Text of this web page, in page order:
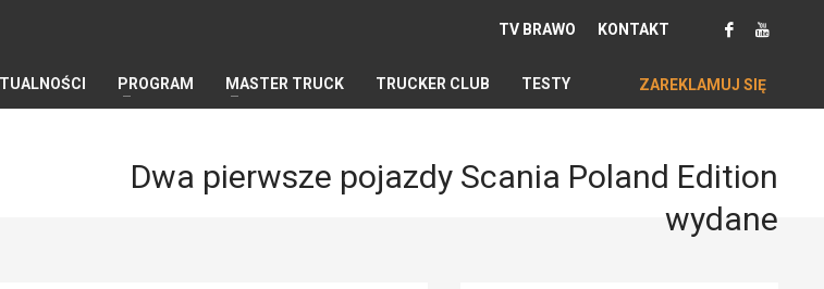
TV BRAWO KONTAKT
PROGRAM MASTER TRUCK TRUCKER CLUB TESTY ZAREKLAMUJ SIĘ
Dwa pierwsze pojazdy Scania Poland Edition
wydane